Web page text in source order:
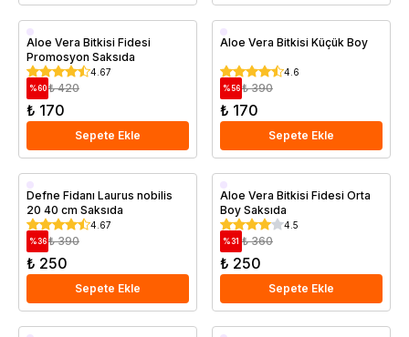
Saksıda
Aloe Vera Bitkisi Fidesi
Promosyon Saksıda
4.67
% 60 ₺ 420
₺ 170
Sepete Ekle
Saksıda
Aloe Vera Bitkisi Küçük Boy
4.6
% 56 ₺ 390
₺ 170
Sepete Ekle
Saksıda
Defne Fidanı Laurus nobilis
20 40 cm Saksıda
4.67
%36 ₺ 390
₺ 250
Sepete Ekle
Saksıda
Aloe Vera Bitkisi Fidesi Orta
Boy Saksıda
4.5
%31 ₺ 360
₺ 250
Sepete Ekle